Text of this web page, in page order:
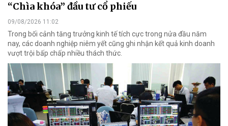
“Chìa khóa” đầu tư cổ phiếu
09/08/2026 11:02
Trong bối cảnh tăng trưởng kinh tế tích cực trong nửa đầu năm
nay, các doanh nghiệp niêm yết cũng ghi nhận kết quả kinh doanh
vượt trội bấp chấp nhiều thách thức.